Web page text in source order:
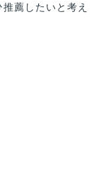
薦したいと考え